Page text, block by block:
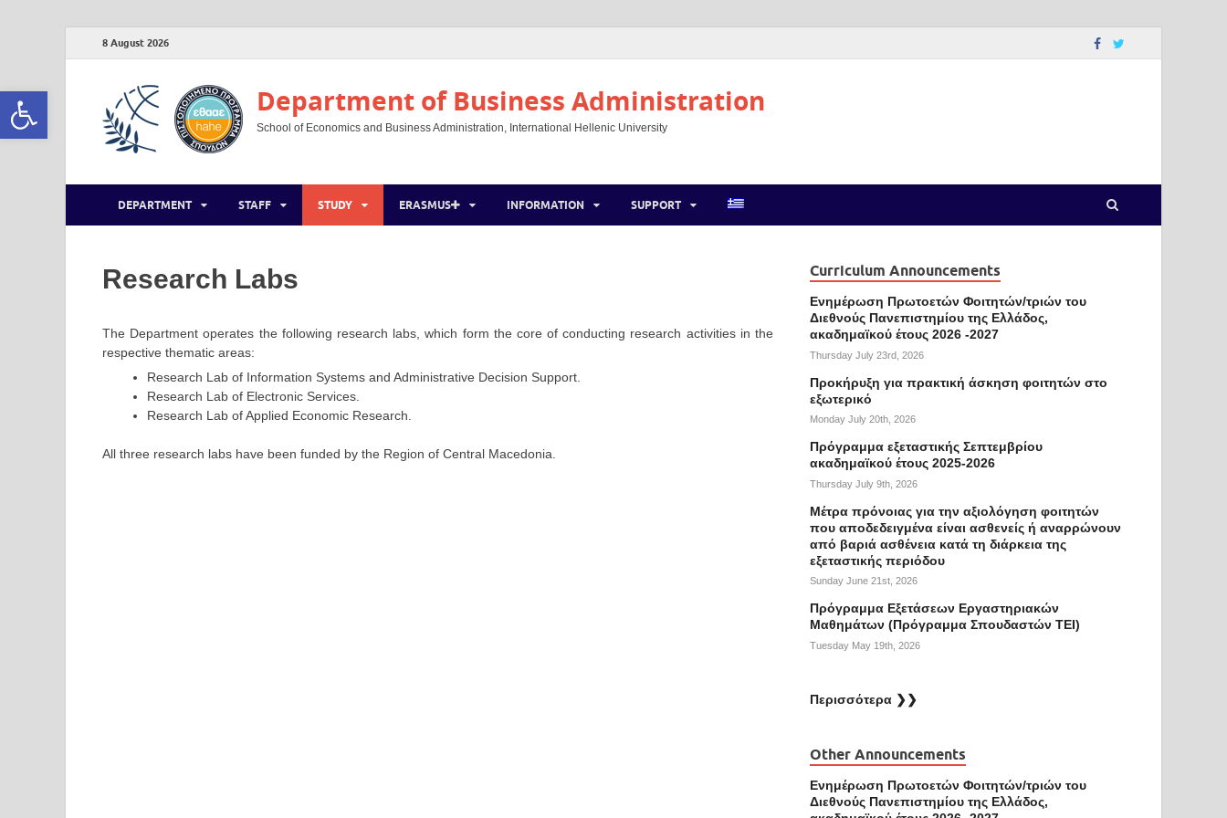
Open toolbar
8 August 2026
Department of Business Administration
School of Economics and Business Administration, International Hellenic University
DEPARTMENT STAFF STUDY ERASMUS INFORMATION SUPPORT
Research Labs
The Department operates the following research labs, which form the core of conducting research activities in the
respective thematic areas:
Research Lab of Information Systems and Administrative Decision Support.
Research Lab of Electronic Services.
Research Lab of Applied Economic Research.
All three research labs have been funded by the Region of Central Macedonia.
Curriculum Announcements
Ενημέρωση Πρωτοετών Φοιτητών/τριών του
Διεθνούς Πανεπιστημίου της Ελλάδος,
ακαδημαϊκού έτους 2026 -2027
Thursday July 23rd, 2026
Προκήρυξη για πρακτική άσκηση φοιτητών στο
εξωτερικό
Monday July 20th, 2026
Πρόγραμμα εξεταστικής Σεπτεμβρίου
ακαδημαϊκού έτους 2025-2026
Thursday July 9th, 2026
Mέτρα πρόνοιας για την αξιολόγηση φοιτητών
που αποδεδειγμένα είναι ασθενείς ή αναρρώνουν
από βαριά ασθένεια κατά τη διάρκεια της
εξεταστικής περιόδου
Sunday June 21st, 2026
Πρόγραμμα Εξετάσεων Εργαστηριακών
Μαθημάτων (Πρόγραμμα Σπουδαστών ΤΕΙ)
Tuesday May 19th, 2026
Περισσότερα ❯❯
Other Announcements
Ενημέρωση Πρωτοετών Φοιτητών/τριών του
Διεθνούς Πανεπιστημίου της Ελλάδος,